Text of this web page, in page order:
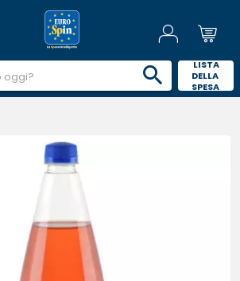
LISTA
DELLA
SPESA